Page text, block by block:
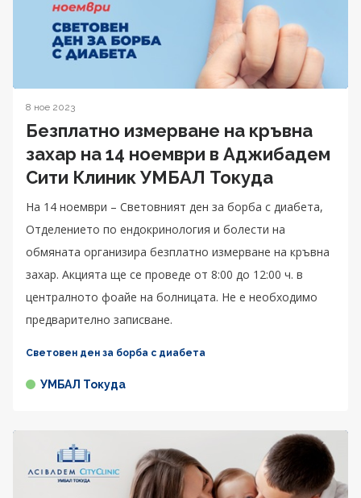
8 ное 2023
Безплатно измерване на кръвна
захар на 14 ноември в Аджибадем
Сити Клиник УМБАЛ Токуда
На 14 ноември – Световният ден за борба с диабета,
Отделението по ендокринология и болести на
обмяната организира безплатно измерване на кръвна
захар. Акцията ще се проведе от 8:00 до 12:00 ч. в
централното фоайе на болницата. Не е необходимо
предварително записване.
Световен ден за борба с диабета
УМБАЛ Токуда